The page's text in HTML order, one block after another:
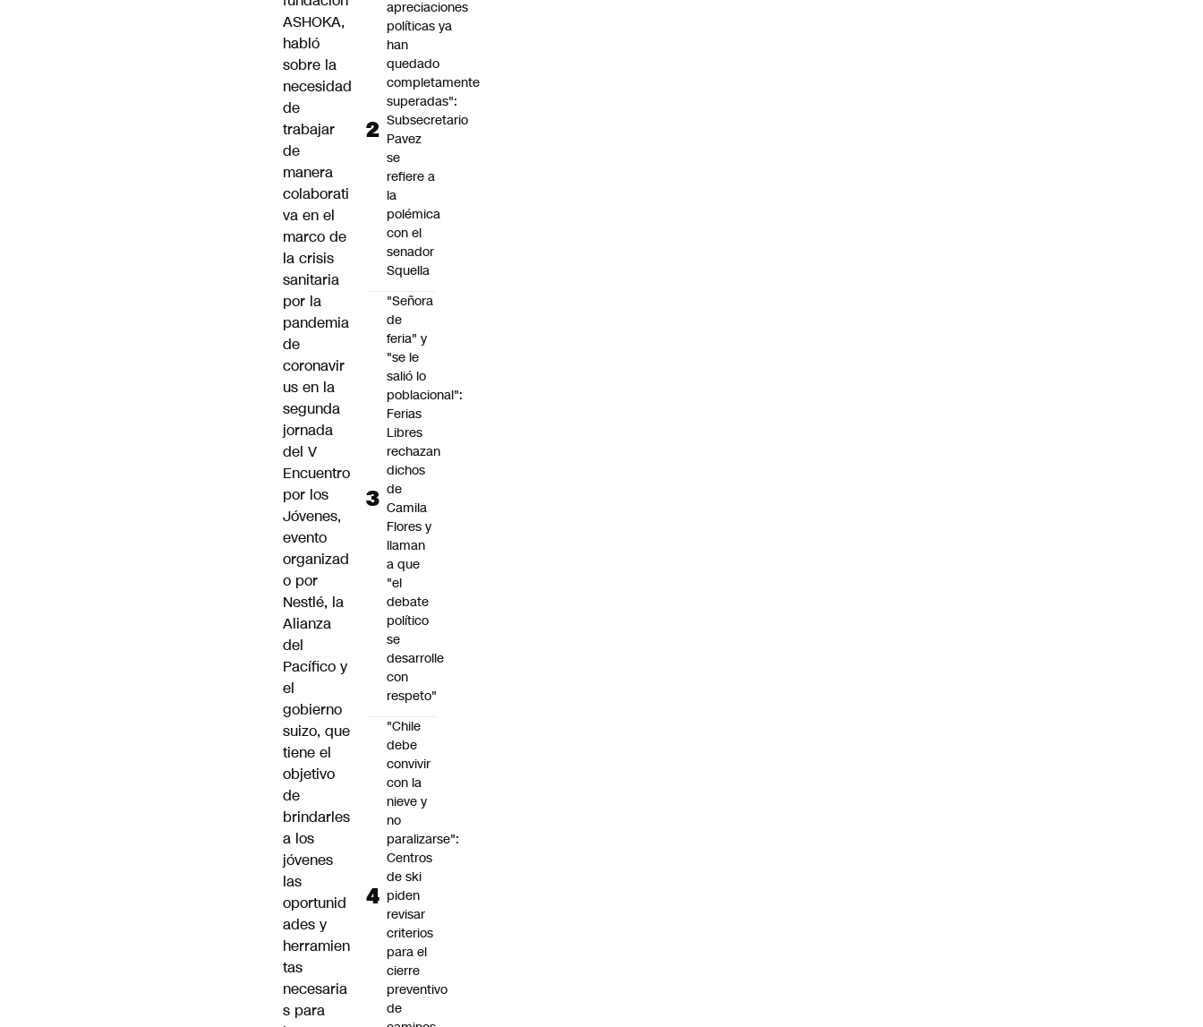
ASHOKA,
habló
sobre la
necesidad
de
trabajar
de
manera
colaborati
va en el
marco de
la crisis
sanitaria
por la
pandemia
de
coronavir
us en la
segunda
jornada
del V
Encuentro
por los
Jóvenes,
evento
organizad
o por
Nestlé, la
Alianza
del
Pacífico y
el
gobierno
suizo, que
tiene el
objetivo
de
brindarles
a los
jóvenes
las
oportunid
ades y
herramien
tas
necesaria
s para
apreciaciones
políticas ya
han
quedado
completamente
superadas":
Subsecretario
Pavez
se
refiere a
la
polémica
con el
senador
Squella
"Señora
de
feria" y
"se le
salió lo
poblacional":
Ferias
Libres
rechazan
dichos
de
Camila
Flores y
llaman
a que
"el
debate
político
se
desarrolle
con
respeto"
"Chile
debe
convivir
con la
nieve y
no
paralizarse":
Centros
de ski
piden
revisar
criterios
para el
cierre
preventivo
de